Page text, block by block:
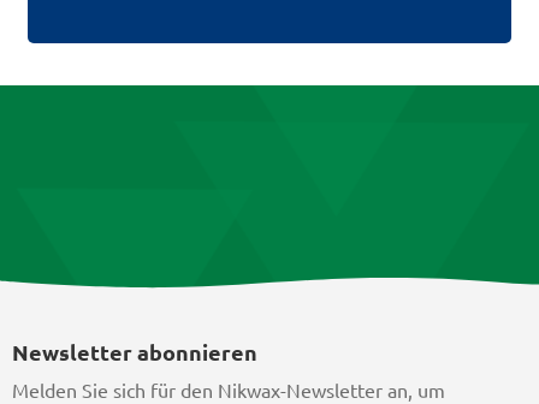
Newsletter abonnieren
Melden Sie sich für den Nikwax-Newsletter an, um